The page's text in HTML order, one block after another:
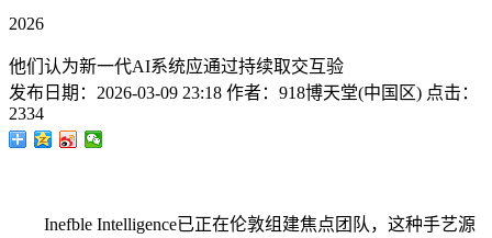
2026
他们认为新一代AI系统应通过持续取交互验
发布日期： 2026-03-09 23:18 作者： 918博天堂(中国区) 点击：
2334
Inefble Intelligence已正在伦敦组建焦点团队，这种手艺源